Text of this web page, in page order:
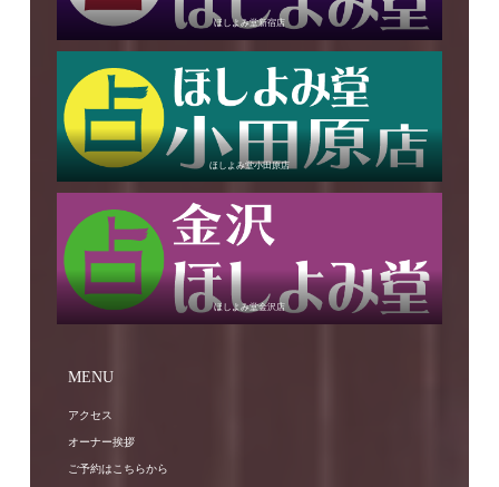
ほしよみ堂新宿店
ほしよみ堂小田原店
ほしよみ堂金沢店
MENU
アクセス
オーナー挨拶
ご予約はこちらから